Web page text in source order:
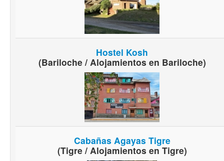
Hostel Kosh
(Bariloche / Alojamientos en Bariloche)
Cabañas Agayas Tigre
(Tigre / Alojamientos en Tigre)